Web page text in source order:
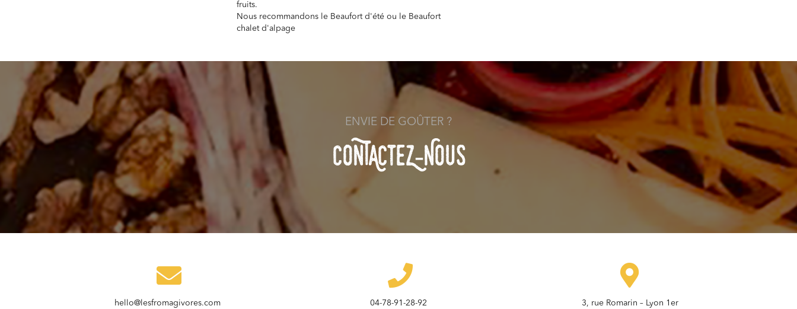
fruits.
Nous recommandons le Beaufort d'été ou le Beaufort
chalet d'alpage
ENVIE DE GOÛTER ?
COnTACteZ-NOuS
hello@lesfromagivores.com 04-78-91-28-92 3, rue Romarin – Lyon 1er